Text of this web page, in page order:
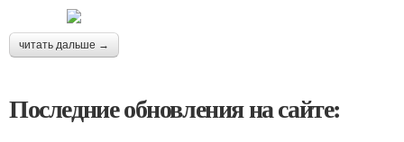
читать дальше →
Последние обновления на сайте: